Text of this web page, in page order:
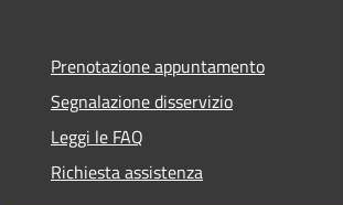
Prenotazione appuntamento
Segnalazione disservizio
Leggi le FAQ
Richiesta assistenza